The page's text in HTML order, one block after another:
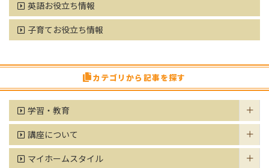
英語お役立ち情報
子育てお役立ち情報
カテゴリから記事を探す
学習・教育
講座について
マイホームスタイル